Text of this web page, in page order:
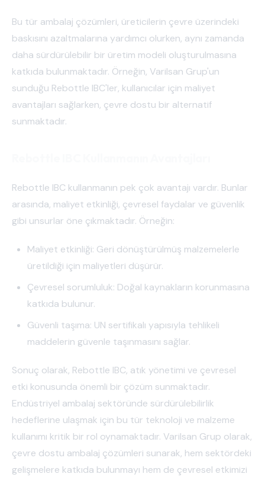
Bu tür ambalaj çözümleri, üreticilerin çevre üzerindeki
baskısını azaltmalarına yardımcı olurken, aynı zamanda
daha sürdürülebilir bir üretim modeli oluşturulmasına
katkıda bulunmaktadır. Örneğin, Varilsan Grup'un
sunduğu Rebottle IBC'ler, kullanıcılar için maliyet
avantajları sağlarken, çevre dostu bir alternatif
sunmaktadır.
Rebottle IBC kullanmanın pek çok avantajı vardır. Bunlar
arasında, maliyet etkinliği, çevresel faydalar ve güvenlik
gibi unsurlar öne çıkmaktadır. Örneğin:
Maliyet etkinliği: Geri dönüştürülmüş malzemelerle
üretildiği için maliyetleri düşürür.
Çevresel sorumluluk: Doğal kaynakların korunmasına
katkıda bulunur.
Güvenli taşıma: UN sertifikalı yapısıyla tehlikeli
maddelerin güvenle taşınmasını sağlar.
Sonuç olarak, Rebottle IBC, atık yönetimi ve çevresel
etki konusunda önemli bir çözüm sunmaktadır.
Endüstriyel ambalaj sektöründe sürdürülebilirlik
hedeflerine ulaşmak için bu tür teknoloji ve malzeme
kullanımı kritik bir rol oynamaktadır. Varilsan Grup olarak,
çevre dostu ambalaj çözümleri sunarak, hem sektördeki
gelişmelere katkıda bulunmayı hem de çevresel etkimizi